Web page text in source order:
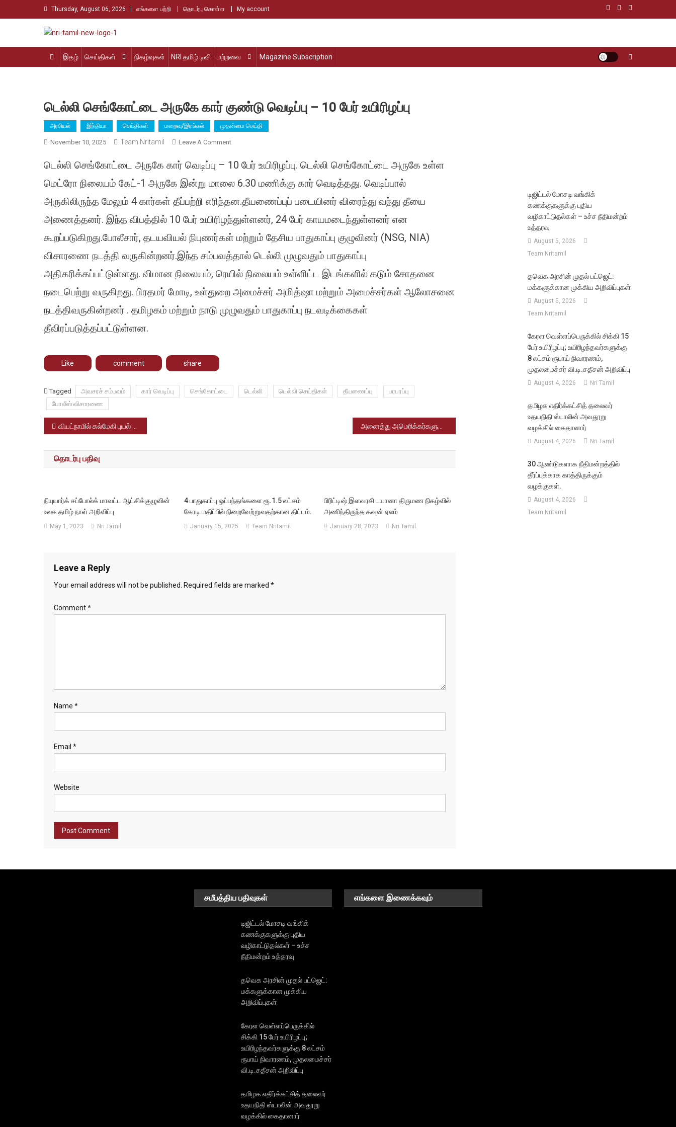
to
Thursday, August 06, 2026 எங்களை பற்றி தொடர்பு கொள்ள My account
Nri Tamil
உலக தமிழர்களின் உரத்த குரல்
இதழ்
செய்திகள் நிகழ்வுகள் NRI தமிழ் டிவி மற்றவை Magazine Subscription
டெல்லி செங்கோட்டை அருகே கார் குண்டு வெடிப்பு – 10 பேர் உயிரிழப்பு
அரசியல் இந்தியா செய்திகள் மறைவு/இரங்கல் முதன்மை செய்தி
November 10, 2025 Team Nritamil Leave A CommentOn
செங்கோட்டை
கார்
குண்டு
–
உயிரிழப்பு
டெல்லி செங்கோட்டை அருகே கார் வெடிப்பு – 10 பேர் உயிரிழப்பு. டெல்லி செங்கோட்டை அருகே உள்ள
மெட்ரோ நிலையம் கேட்-1 அருகே இன்று மாலை 6.30 மணிக்கு கார் வெடித்தது. வெடிப்பால்
அருகிலிருந்த மேலும் 4 கார்கள் தீப்பற்றி எரிந்தன.தீயணைப்புப் படையினர் விரைந்து வந்து தீயை
அணைத்தனர். இந்த விபத்தில் 10 பேர் உயிரிழந்துள்ளனர், 24 பேர் காயமடைந்துள்ளனர் என
கூறப்படுகிறது.போலீசார், தடயவியல் நிபுணர்கள் மற்றும் தேசிய பாதுகாப்பு குழுவினர் (NSG, NIA)
விசாரணை நடத்தி வருகின்றனர்.இந்த சம்பவத்தால் டெல்லி முழுவதும் பாதுகாப்பு
அதிகரிக்கப்பட்டுள்ளது. விமான நிலையம், ரெயில் நிலையம் உள்ளிட்ட இடங்களில் கடும் சோதனை
நடைபெற்று வருகிறது. பிரதமர் மோடி, உள்துறை அமைச்சர் அமித்ஷா மற்றும் அமைச்சர்கள் ஆலோசனை
நடத்திவருகின்றனர் . தமிழகம் மற்றும் நாடு முழுவதும் பாதுகாப்பு நடவடிக்கைகள்
தீவிரப்படுத்தப்பட்டுள்ளன.
Like comment share
Tagged அவசரச் சம்பவம் கார் வெடிப்பு செங்கோட்டை டெல்லி டெல்லி செய்திகள் தீயணைப்பு
பரபரப்பு
போலீஸ் விசாரணை
Post
navigation
வியட்நாமில் கல்மேகி புயல் பேரழிவு: 5 பேர் உயிரிழப்பு.
தொடர்பு பதிவு
நியுயார்க் சப்போல்க் மாவட்ட ஆட்சிக்குழுவின்
உலக தமிழ் நாள் அறிவிப்பு
May 1, 2023 Nri Tamil
4 பாதுகாப்பு ஒப்பந்தங்களை ரூ.1.5 லட்சம்
கோடி மதிப்பில் நிறைவேற்றுவதற்கான திட்டம்.
January 15, 2025 Team Nritamil
பிரிட்டிஷ் இளவரசி டயானா திருமண நிகழ்வில்
அணிந்திருந்த கவுன் ஏலம்
January 28, 2023 Nri Tamil
Leave a Reply
Your email address will not be published. Required fields are marked *
Comment*
Name *
Email *
Website
டிஜிட்டல் மோசடி வங்கிக்
கணக்குகளுக்கு புதிய
வழிகாட்டுதல்கள் – உச்ச நீதிமன்றம்
உத்தரவு
August 5, 2026
Team Nritamil
தவெக அரசின் முதல் பட்ஜெட்:
மக்களுக்கான முக்கிய அறிவிப்புகள்
August 5, 2026
Team Nritamil
கேரள வெள்ளப்பெருக்கில் சிக்கி 15
பேர் உயிரிழப்பு; உயிரிழந்தவர்களுக்கு
8 லட்சம் ரூபாய் நிவாரணம்,
முதலமைச்சர் வி.டி.சதீசன் அறிவிப்பு
August 4, 2026 Nri Tamil
தமிழக எதிர்க்கட்சித் தலைவர்
உதயநிதி ஸ்டாலின் அவதூறு
வழக்கில் கைதானார்
August 4, 2026 Nri Tamil
30 ஆண்டுகளாக நீதிமன்றத்தில்
தீர்ப்புக்காக காத்திருக்கும்
வழக்குகள்.
August 4, 2026
Team Nritamil
சமீபத்திய பதிவுகள்
டிஜிட்டல் மோசடி வங்கிக்
கணக்குகளுக்கு புதிய
வழிகாட்டுதல்கள் – உச்ச
நீதிமன்றம் உத்தரவு
தவெக அரசின் முதல் பட்ஜெட்:
மக்களுக்கான முக்கிய
அறிவிப்புகள்
கேரள வெள்ளப்பெருக்கில்
சிக்கி 15 பேர் உயிரிழப்பு;
உயிரிழந்தவர்களுக்கு 8 லட்சம்
ரூபாய் நிவாரணம், முதலமைச்சர்
வி.டி.சதீசன் அறிவிப்பு
தமிழக எதிர்க்கட்சித் தலைவர்
உதயநிதி ஸ்டாலின் அவதூறு
வழக்கில் கைதானார்
எங்களை இணைக்கவும்